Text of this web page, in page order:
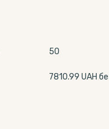
50
7810.99 UAH